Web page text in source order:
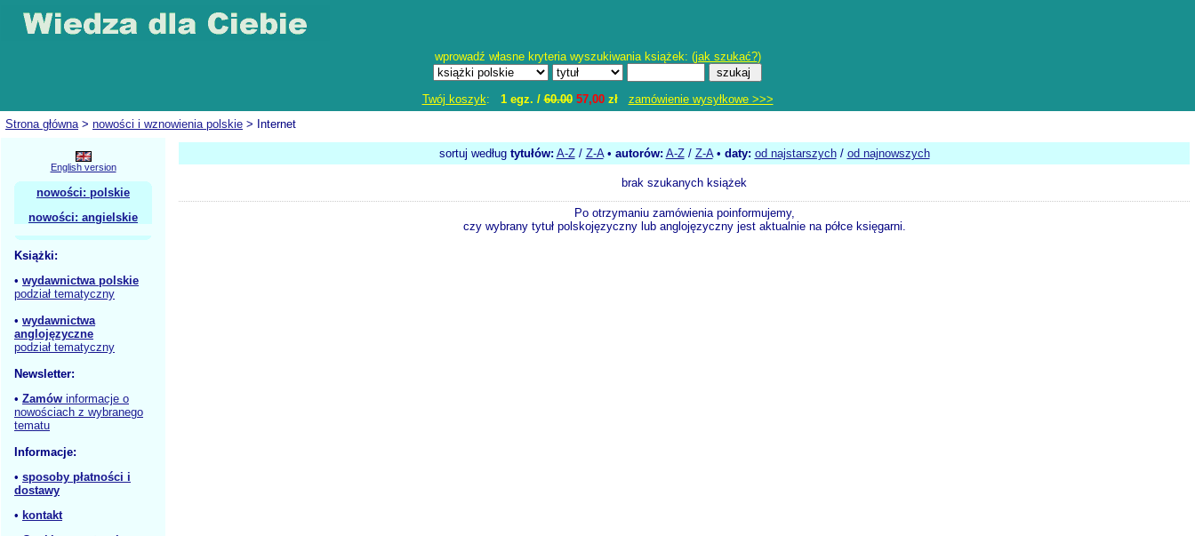
wprowadź własne kryteria wyszukiwania książek: (jak szukać?)
Twój koszyk: 1 egz. /60.00 57,00zł
zamówienie wysyłkowe >>>
Strona główna> nowości i wznowienia polskie > Internet
English version
nowości: polskie
nowości: angielskie
Książki:
• wydawnictwa polskie
podział tematyczny
• wydawnictwa
anglojęzyczne
podział tematyczny
Newsletter:
• Zamów informacje o
nowościach z wybranego
tematu
Informacje:
• sposoby płatności i
dostawy
• kontakt
sortuj według tytułów: A-Z/ Z-A• autorów: A-Z/ Z-A• daty: od najstarszych/ od najnowszych
brak szukanych książek
Po otrzymaniu zamówienia poinformujemy,
czy wybrany tytuł polskojęzyczny lub anglojęzyczny jest aktualnie na półce księgarni.